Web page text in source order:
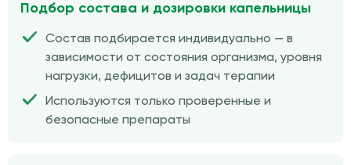
Подбор состава и дозировки капельницы
Состав подбирается индивидуально — в
зависимости от состояния организма, уровня
нагрузки, дефицитов и задач терапии
Используются только проверенные и
безопасные препараты